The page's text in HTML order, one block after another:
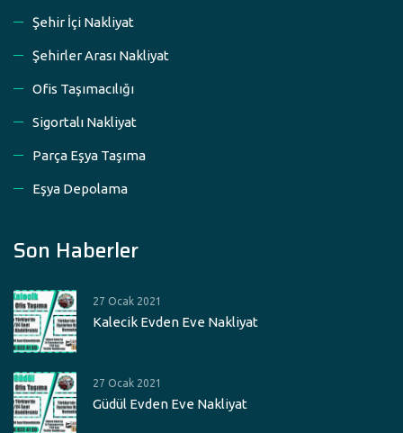
Şehir İçi Nakliyat
Şehirler Arası Nakliyat
Ofis Taşımacılığı
Sigortalı Nakliyat
Parça Eşya Taşıma
Eşya Depolama
Son Haberler
27 Ocak 2021
Kalecik Evden Eve Nakliyat
27 Ocak 2021
Güdül Evden Eve Nakliyat